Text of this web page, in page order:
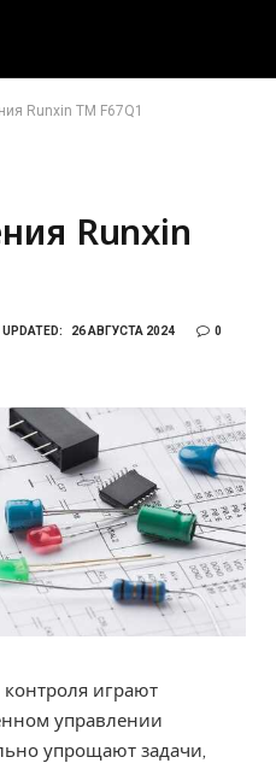
Runxin TM F67Q1
Runxin
UPDATED: 26 АВГУСТА 2024 0
контроля играют
управлении
упрощают задачи,